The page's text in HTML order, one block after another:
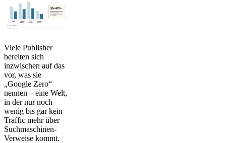
Viele Publisher
bereiten sich
inzwischen auf das
vor, was sie
„Google Zero“
nennen – eine Welt,
in der nur noch
wenig bis gar kein
Traffic mehr über
Suchmaschinen-
Verweise kommt.